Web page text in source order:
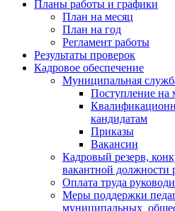
Планы работы и графики
План на месяц
План на год
Регламент работы
Результаты проверок
Кадровое обеспечение
Муниципальная
Поступление на
кандидатам
Приказы
Вакансии
Кадровый резерв,
вакантной должности
Оплата труда
Меры поддержки
муниципальных